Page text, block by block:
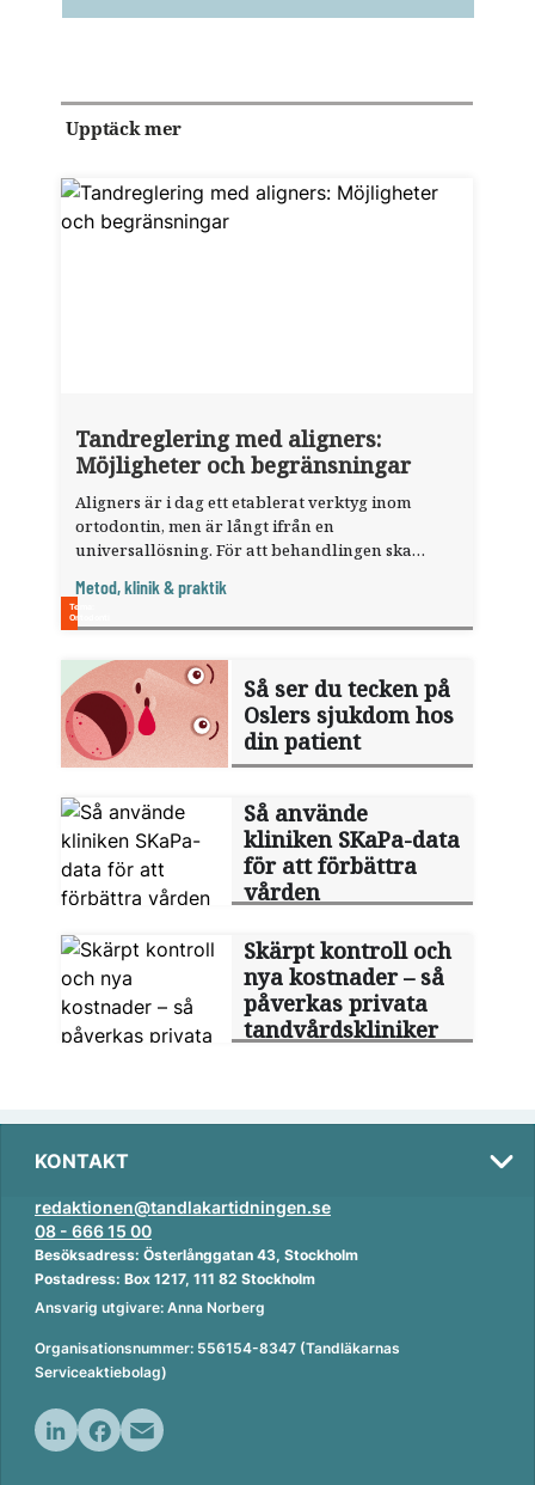
Upptäck mer
Tandreglering med aligners:
Möjligheter och begränsningar
Aligners är i dag ett etablerat verktyg inom
ortodontin, men är långt ifrån en
universallösning. För att behandlingen ska
planering och rätt patienturval.
Metod, klinik & praktik
Så ser du tecken på
Oslers ­sjukdom hos
din patient
Så använde
kliniken SKaPa-data
för att förbättra
vården
Skärpt kontroll och
nya kostnader – så
påverkas privata
tandvårdskliniker
KONTAKT
redaktionen@tandlakartidningen.se
08 - 666 15 00
Besöksadress: Österlånggatan 43, Stockholm
Postadress: Box 1217, 111 82 Stockholm
Ansvarig utgivare: Anna Norberg
Organisationsnummer: 556154-8347 (Tandläkarnas
Serviceaktiebolag)